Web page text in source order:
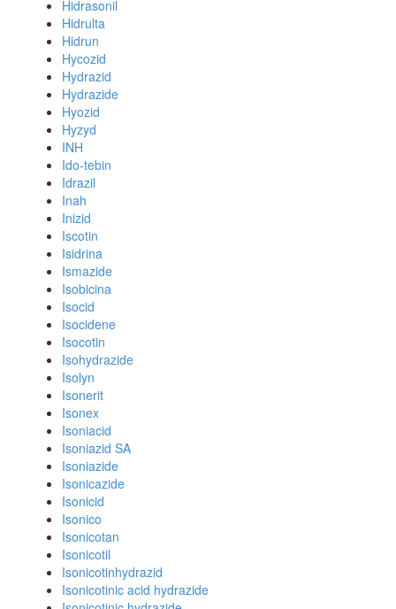
Hidrasonil
Hidrulta
Hidrun
Hycozid
Hydrazid
Hydrazide
Hyozid
Hyzyd
INH
Ido-tebin
Idrazil
Inah
Inizid
Iscotin
Isidrina
Ismazide
Isobicina
Isocid
Isocidene
Isocotin
Isohydrazide
Isolyn
Isonerit
Isonex
Isoniacid
Isoniazid SA
Isoniazide
Isonicazide
Isonicid
Isonico
Isonicotan
Isonicotil
Isonicotinhydrazid
Isonicotinic acid hydrazide